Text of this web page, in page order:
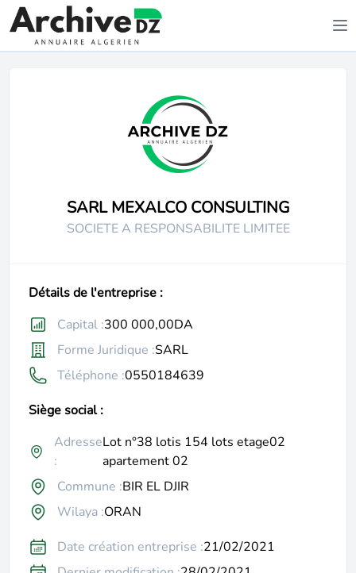
SARL MEXALCO CONSULTING
SOCIETE A RESPONSABILITE LIMITEE
Détails de l'entreprise :
Capital :300 000,00DA
Forme Juridique :SARL
Téléphone :0550184639
Siège social :
Adresse
:
Lot n°38 lotis 154 lots etage02
apartement 02
Commune :BIR EL DJIR
Wilaya :ORAN
Date création entreprise :21/02/2021